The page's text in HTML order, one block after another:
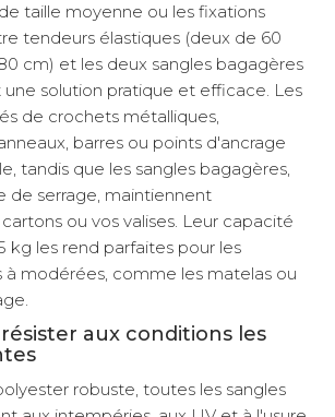
taille moyenne ou les fixations
tendeurs élastiques (deux de 60
cm) et les deux sangles bagagères
une solution pratique et efficace. Les
de crochets métalliques,
barres ou points d'ancrage
tandis que les sangles bagagères,
de serrage, maintiennent
ou vos valises. Leur capacité
kg les rend parfaites pour les
à modérées, comme les matelas ou
aux conditions les
robuste, toutes les sangles